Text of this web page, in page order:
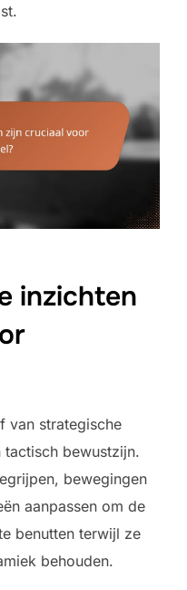
inzichten
van strategische
bewustzijn.
bewegingen
aanpassen om de
benutten terwijl ze
behouden.